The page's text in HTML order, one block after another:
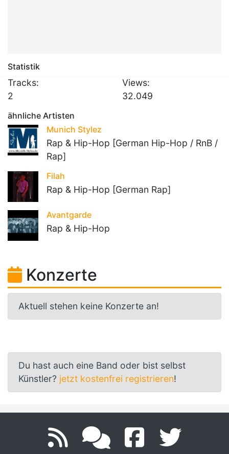
Statistik
Tracks:
2
Views:
32.049
ähnliche Artisten
Munich Stylez
Rap & Hip-Hop [German Hip-Hop / RnB /
Rap]
Filah
Rap & Hip-Hop [German Rap]
Avantgarde
Rap & Hip-Hop
Konzerte
Aktuell stehen keine Konzerte an!
Du hast auch eine Band oder bist selbst
Künstler? jetzt kostenfrei registrieren!